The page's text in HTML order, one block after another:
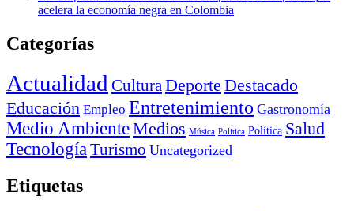
acelera la economía negra en Colombia
Categorías
Actualidad Cultura Deporte Destacado
Educación Empleo Entretenimiento Gastronomía
Medio AmbienteMedios Música Politica Política Salud
Tecnología Turismo Uncategorized
Etiquetas